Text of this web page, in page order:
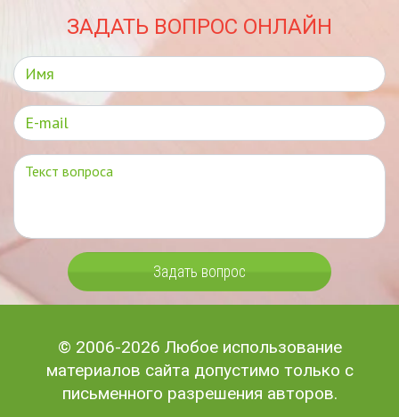
ЗАДАТЬ ВОПРОС ОНЛАЙН
Задать вопрос
© 2006-2026 Любое использование
материалов сайта допустимо только с
письменного разрешения авторов.